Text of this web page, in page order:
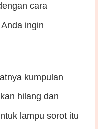
cara
ingin
kumpulan
hilang dan
lampu sorot itu